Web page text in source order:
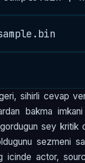
sihirli cevap
bakma imkani
sey kritik
sezmeni
icinde actor,